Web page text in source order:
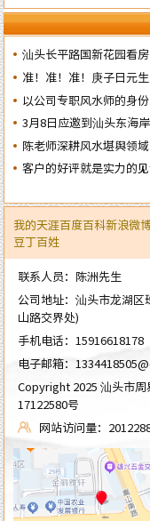
汕头长平路国新花园看房
准！准！准！庚子日元
以公司专职风水师的身
周年庆典
3月8日应邀到汕头东海
陈老师深耕风水堪舆领
客户的好评就是实力的见
我的天涯百度百科新浪微
豆丁百姓
联系人员：陈洲先生
公司地址：汕头市龙湖区
山路交界处)
手机电话： 15916618178
电子邮箱：
Copyright 2025 汕头市
17122580号
网站访问量：